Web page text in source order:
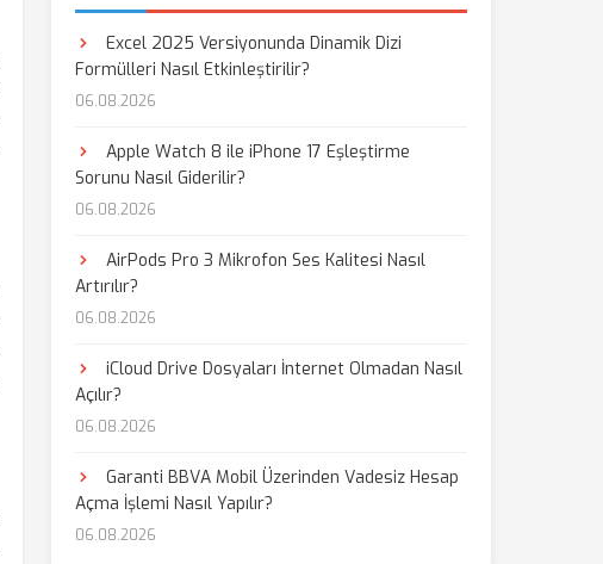
Excel 2025 Versiyonunda Dinamik Dizi
Formülleri Nasıl Etkinleştirilir?
06.08.2026
Apple Watch 8 ile iPhone 17 Eşleştirme
Sorunu Nasıl Giderilir?
06.08.2026
AirPods Pro 3 Mikrofon Ses Kalitesi Nasıl
Artırılır?
06.08.2026
iCloud Drive Dosyaları İnternet Olmadan Nasıl
Açılır?
06.08.2026
Garanti BBVA Mobil Üzerinden Vadesiz Hesap
Açma İşlemi Nasıl Yapılır?
06.08.2026